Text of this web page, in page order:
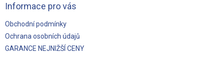
Informace pro vás
Obchodní podmínky
Ochrana osobních údajů
GARANCE NEJNIŽŠÍ CENY